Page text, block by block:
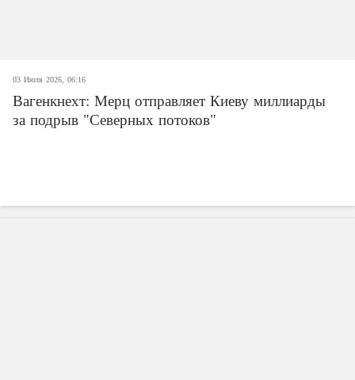
03 Июля 2026, 06:16
Вагенкнехт: Мерц отправляет Киеву миллиарды
за подрыв "Северных потоков"